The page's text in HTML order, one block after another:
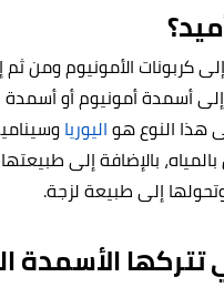
كربونات الأمونيوم ومن ثم
هذا النوع هواليوريا
بالمياه، بالإضافة إلى
إلى طبيعة لزجة.
تتركها الأسمدة